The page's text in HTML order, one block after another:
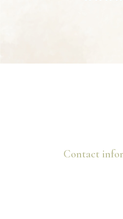
Contact